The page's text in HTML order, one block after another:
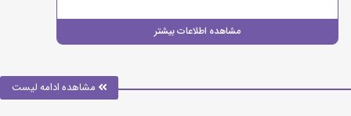
مشاهده اطلاعات بیشتر
مشاهده ادامه لیست